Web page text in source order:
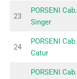
23
PORSENI Cab.
Singer
24
PORSENI Cab.
Catur
PORSENI Cab.